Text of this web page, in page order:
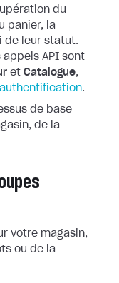
du
panier, la
de leur statut.
API sont
et Catalogue,
.
de base
de la
votre magasin,
ou de la